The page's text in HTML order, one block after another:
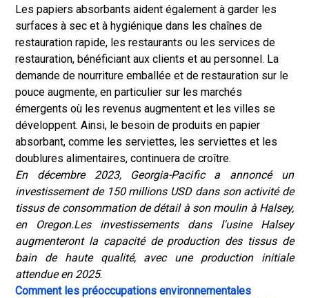
Les papiers absorbants aident également à garder les
surfaces à sec et à hygiénique dans les chaînes de
restauration rapide, les restaurants ou les services de
restauration, bénéficiant aux clients et au personnel. La
demande de nourriture emballée et de restauration sur le
pouce augmente, en particulier sur les marchés
émergents où les revenus augmentent et les villes se
développent. Ainsi, le besoin de produits en papier
absorbant, comme les serviettes, les serviettes et les
doublures alimentaires, continuera de croître.
En décembre 2023, Georgia-Pacific a annoncé un
investissement de 150 millions USD dans son activité de
tissus de consommation de détail à son moulin à Halsey,
en Oregon.Les investissements dans l'usine Halsey
augmenteront la capacité de production des tissus de
bain de haute qualité, avec une production initiale
attendue en 2025.
Comment les préoccupations environnementales